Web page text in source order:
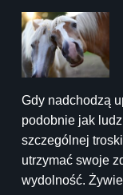
Gdy nadchodzą
podobnie jak
szczególnej
utrzymać swoje
wydolność.